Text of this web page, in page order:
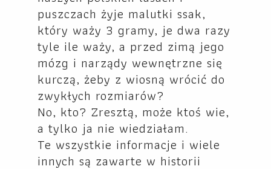
puszczach żyje malutki ssak,
który waży 3 gramy, je dwa razy
tyle ile waży, a przed zimą jego
mózg i narządy wewnętrzne się
kurczą, żeby z wiosną wrócić do
zwykłych rozmiarów?
No, kto? Zresztą, może ktoś wie,
a tylko ja nie wiedziałam.
Te wszystkie informacje i wiele
innych są zawarte w historii